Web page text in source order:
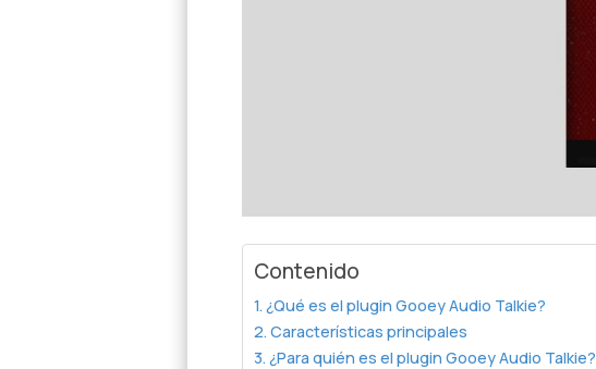
Contenido
¿Qué es el plugin Gooey Audio Talkie?
Características principales
¿Para quién es el plugin Gooey Audio Talkie?